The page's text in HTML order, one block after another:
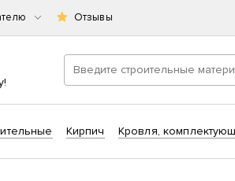
Отзывы
Кирпич Кровля,